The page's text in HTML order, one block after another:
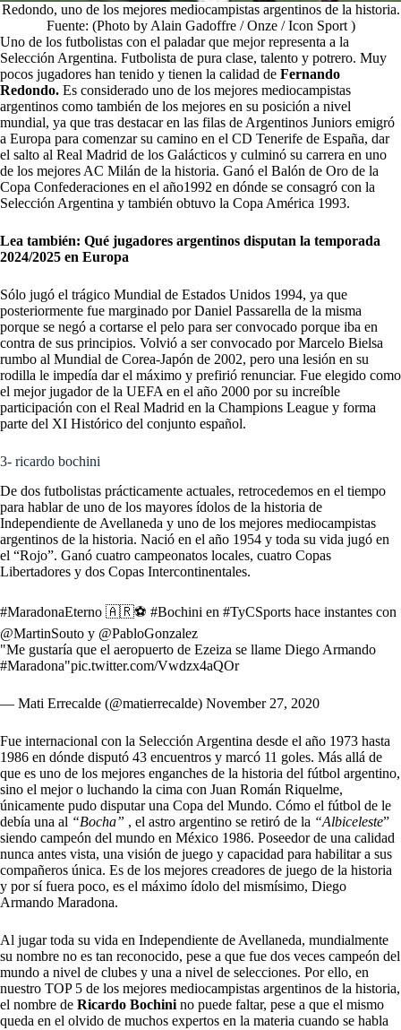
Redondo, uno de los mejores mediocampistas argentinos de la historia.
Fuente: (Photo by Alain Gadoffre / Onze / Icon Sport )
Uno de los futbolistas con el paladar que mejor representa a la
Selección Argentina. Futbolista de pura clase, talento y potrero. Muy
pocos jugadores han tenido y tienen la calidad de Fernando
Redondo. Es considerado uno de los mejores mediocampistas
argentinos como también de los mejores en su posición a nivel
mundial, ya que tras destacar en las filas de Argentinos Juniors emigró
a Europa para comenzar su camino en el CD Tenerife de España, dar
el salto al Real Madrid de los Galácticos y culminó su carrera en uno
de los mejores AC Milán de la historia. Ganó el Balón de Oro de la
Copa Confederaciones en el año1992 en dónde se consagró con la
Selección Argentina y también obtuvo la Copa América 1993.
Lea también: Qué jugadores argentinos disputan la temporada
2024/2025 en Europa
Sólo jugó el trágico Mundial de Estados Unidos 1994, ya que
posteriormente fue marginado por Daniel Passarella de la misma
porque se negó a cortarse el pelo para ser convocado porque iba en
contra de sus principios. Volvió a ser convocado por Marcelo Bielsa
rumbo al Mundial de Corea-Japón de 2002, pero una lesión en su
rodilla le impedía dar el máximo y prefirió renunciar. Fue elegido como
el mejor jugador de la UEFA en el año 2000 por su increíble
participación con el Real Madrid en la Champions League y forma
parte del XI Histórico del conjunto español.
3- ricardo bochini
De dos futbolistas prácticamente actuales, retrocedemos en el tiempo
para hablar de uno de los mayores ídolos de la historia de
Independiente de Avellaneda y uno de los mejores mediocampistas
argentinos de la historia. Nació en el año 1954 y toda su vida jugó en
el “Rojo”. Ganó cuatro campeonatos locales, cuatro Copas
Libertadores y dos Copas Intercontinentales.
#MaradonaEterno 🇦🇷⚽ #Bochini en #TyCSports hace instantes con
@MartinSouto y @PabloGonzalez
"Me gustaría que el aeropuerto de Ezeiza se llame Diego Armando
#Maradona"pic.twitter.com/Vwdzx4aQOr
— Mati Errecalde (@matierrecalde) November 27, 2020
Fue internacional con la Selección Argentina desde el año 1973 hasta
1986 en dónde disputó 43 encuentros y marcó 11 goles. Más allá de
que es uno de los mejores enganches de la historia del fútbol argentino,
sino el mejor o luchando la cima con Juan Román Riquelme,
únicamente pudo disputar una Copa del Mundo. Cómo el fútbol de le
debía una al “Bocha” , el astro argentino se retiró de la “Albiceleste”
siendo campeón del mundo en México 1986. Poseedor de una calidad
nunca antes vista, una visión de juego y capacidad para habilitar a sus
compañeros única. Es de los mejores creadores de juego de la historia
y por sí fuera poco, es el máximo ídolo del mismísimo, Diego
Armando Maradona.
Al jugar toda su vida en Independiente de Avellaneda, mundialmente
su nombre no es tan reconocido, pese a que fue dos veces campeón del
mundo a nivel de clubes y una a nivel de selecciones. Por ello, en
nuestro TOP 5 de los mejores mediocampistas argentinos de la historia,
el nombre de Ricardo Bochini no puede faltar, pese a que el mismo
queda en el olvido de muchos expertos en la materia cuando se habla